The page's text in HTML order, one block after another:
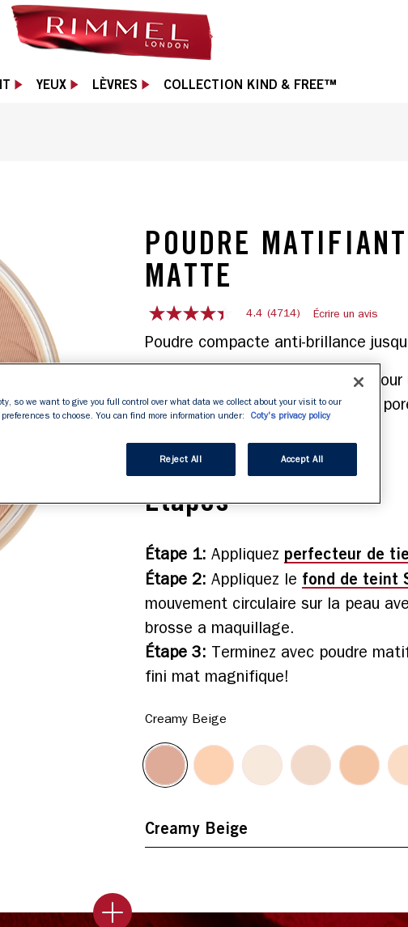
YEUX LÈVRES COLLECTION KIND & FREE™
POUDRE
MATTE
4.4
of
rating
value.
Read
Lien
vers
même
page.
4.4 (4714) Écrire un avis
Formule enrichie en minéraux
Aide à réduire l'apparence des
Étapes
Étape 1: Appliquez perfecteur de
Étape 2: Appliquez le fond de teint
mouvement circulaire sur la peau
brosse a maquillage.
Étape 3: Terminez avec poudre
fini mat magnifique!
Creamy Beige
so we want to give you full control over what data we collect about your visit to our
to choose. You can find more information under:
Coty's privacy policy
Reject All Accept All